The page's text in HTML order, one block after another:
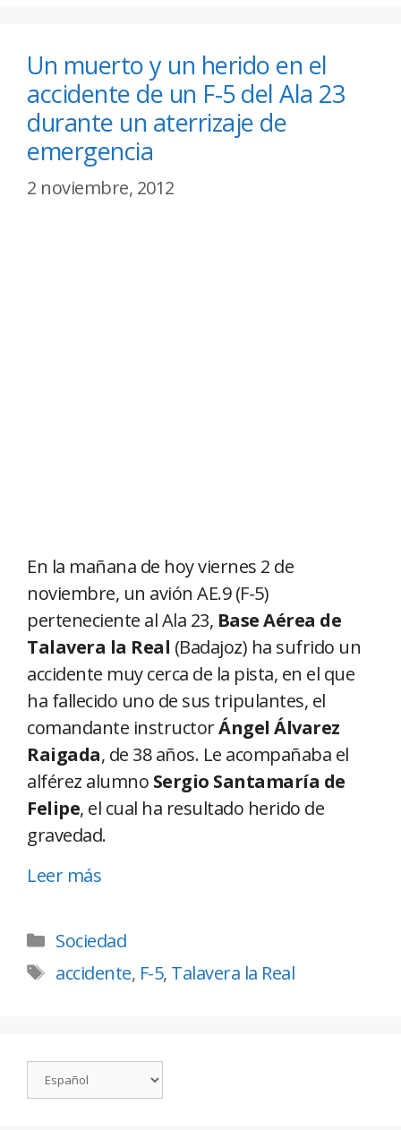
Un muerto y un herido en el
accidente de un F-5 del Ala 23
durante un aterrizaje de
emergencia
2 noviembre, 2012
En la mañana de hoy viernes 2 de
noviembre, un avión AE.9 (F-5)
perteneciente al Ala 23, Base Aérea de
Talavera la Real (Badajoz) ha sufrido un
accidente muy cerca de la pista, en el que
ha fallecido uno de sus tripulantes, el
comandante instructorÁngel Álvarez
Raigada, de 38 años. Le acompañaba el
alférez alumno Sergio Santamaría de
Felipe, el cual ha resultado herido de
gravedad.
Leer más
Sociedad
accidente, F-5, Talavera la Real